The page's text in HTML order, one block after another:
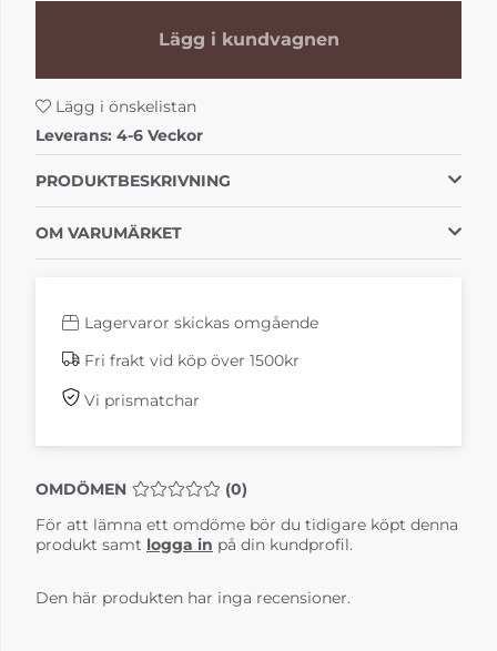
Lägg i kundvagnen
Lägg i önskelistan
Leverans: 4-6 Veckor
PRODUKTBESKRIVNING
OM VARUMÄRKET
Lagervaror skickas omgående
Fri frakt vid köp över 1500kr
Vi prismatchar
OMDÖMEN MEDELBETYG 0 AV 5 ANTAL BETYG 0
(0)
För att lämna ett omdöme bör du tidigare köpt denna
produkt samt logga in på din kundprofil.
Den här produkten har inga recensioner.